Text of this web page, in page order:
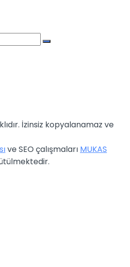
İzinsiz kopyalanamaz ve
ve SEO çalışmaları MUKAS